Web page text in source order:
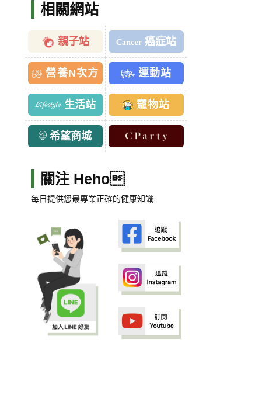
相關網站
親子站 癌症站
營養N次方 運動站
生活站 寵物站
希望商城
關注 Heho
每日提供您最專業正確的健康知識